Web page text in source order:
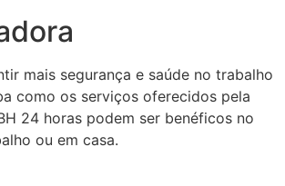
mais segurança e saúde no trabalho
como os serviços oferecidos pela
24 horas podem ser benéficos no
ou em casa.